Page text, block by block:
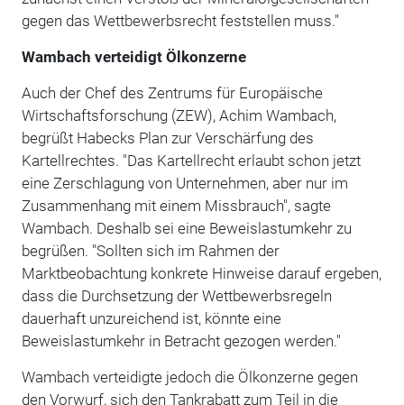
gegen das Wettbewerbsrecht feststellen muss."
Wambach verteidigt Ölkonzerne
Auch der Chef des Zentrums für Europäische
Wirtschaftsforschung (ZEW), Achim Wambach,
begrüßt Habecks Plan zur Verschärfung des
Kartellrechtes. "Das Kartellrecht erlaubt schon jetzt
eine Zerschlagung von Unternehmen, aber nur im
Zusammenhang mit einem Missbrauch", sagte
Wambach. Deshalb sei eine Beweislastumkehr zu
begrüßen. "Sollten sich im Rahmen der
Marktbeobachtung konkrete Hinweise darauf ergeben,
dass die Durchsetzung der Wettbewerbsregeln
dauerhaft unzureichend ist, könnte eine
Beweislastumkehr in Betracht gezogen werden."
Wambach verteidigte jedoch die Ölkonzerne gegen
den Vorwurf, sich den Tankrabatt zum Teil in die